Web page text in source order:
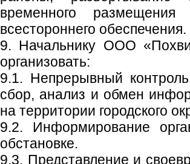
временного
всестороннего обеспечения.
9. Начальнику ООО
организовать:
9.1. Непрерывный
сбор, анализ и обмен
на территории городского
9.2. Информирование
обстановке.
9.3. Представление и